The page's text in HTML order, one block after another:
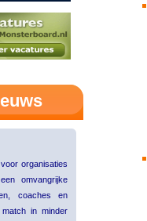
organisaties
omvangrijke
coaches en
in minder